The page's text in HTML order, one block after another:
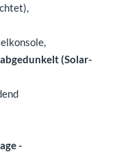
(Solar-
-